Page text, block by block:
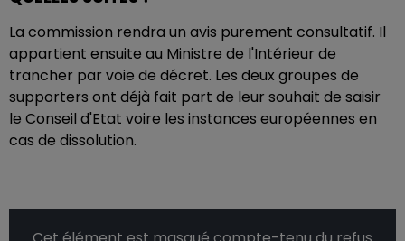
La commission rendra un avis purement consultatif. Il
appartient ensuite au Ministre de l'Intérieur de
trancher par voie de décret. Les deux groupes de
supporters ont déjà fait part de leur souhait de saisir
le Conseil d'Etat voire les instances européennes en
cas de dissolution.